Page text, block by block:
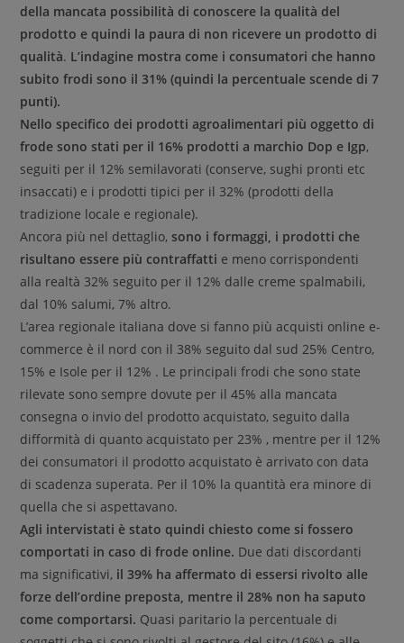
della mancata possibilità di conoscere la qualità del
prodotto e quindi la paura di non ricevere un prodotto di
qualità. L’indagine mostra come i consumatori che hanno
subito frodi sono il 31% (quindi la percentuale scende di 7
punti).
Nello specifico dei prodotti agroalimentari più oggetto di
frode sono stati per il 16% prodotti a marchio Dop e Igp,
seguiti per il 12% semilavorati (conserve, sughi pronti etc
insaccati) e i prodotti tipici per il 32% (prodotti della
tradizione locale e regionale).
Ancora più nel dettaglio, sono i formaggi, i prodotti che
risultano essere più contraffatti e meno corrispondenti
alla realtà 32% seguito per il 12% dalle creme spalmabili,
dal 10% salumi, 7% altro.
L’area regionale italiana dove si fanno più acquisti online e-
commerce è il nord con il 38% seguito dal sud 25% Centro,
15% e Isole per il 12% . Le principali frodi che sono state
rilevate sono sempre dovute per il 45% alla mancata
consegna o invio del prodotto acquistato, seguito dalla
difformità di quanto acquistato per 23% , mentre per il 12%
dei consumatori il prodotto acquistato è arrivato con data
di scadenza superata. Per il 10% la quantità era minore di
quella che si aspettavano.
Agli intervistati è stato quindi chiesto come si fossero
comportati in caso di frode online. Due dati discordanti
ma significativi, il 39% ha affermato di essersi rivolto alle
forze dell’ordine preposta, mentre il 28% non ha saputo
come comportarsi. Quasi paritario la percentuale di